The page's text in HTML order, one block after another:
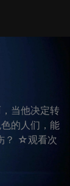
当他决定转
的人们，能
？ ☆观看次